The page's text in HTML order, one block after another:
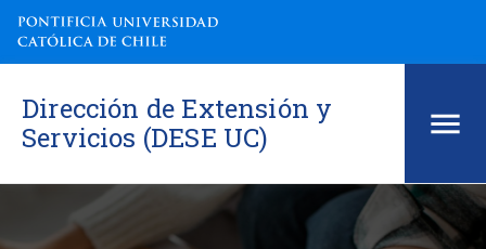
Dirección de Extensión y
Servicios (DESE UC)